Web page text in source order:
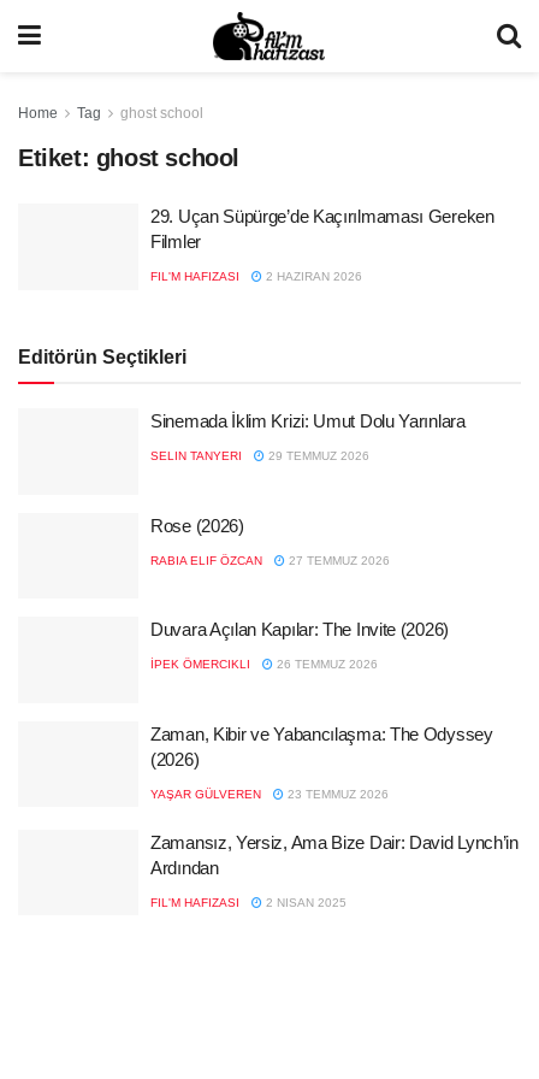
Home Tag ghost school
Etiket: ghost school
29. Uçan Süpürge’de Kaçırılmaması Gereken
Filmler
FIL'M HAFIZASI 2 HAZIRAN 2026
Editörün Seçtikleri
Sinemada İklim Krizi: Umut Dolu Yarınlara
SELIN TANYERI 29 TEMMUZ 2026
Rose (2026)
RABIA ELIF ÖZCAN 27 TEMMUZ 2026
Duvara Açılan Kapılar: The Invite (2026)
İPEK ÖMERCIKLI 26 TEMMUZ 2026
Zaman, Kibir ve Yabancılaşma: The Odyssey
(2026)
YAŞAR GÜLVEREN 23 TEMMUZ 2026
Zamansız, Yersiz, Ama Bize Dair: David Lynch’in
Ardından
FIL'M HAFIZASI 2 NISAN 2025